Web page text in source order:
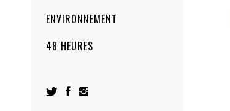
ENVIRONNEMENT
48 HEURES